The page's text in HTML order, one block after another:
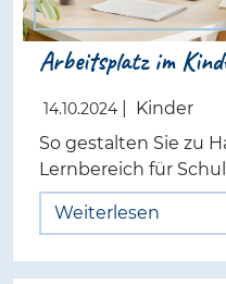
Arbeitsplatz im
14.10.2024
Kinder
So gestalten Sie zu
Lernbereich für
Weiterlesen